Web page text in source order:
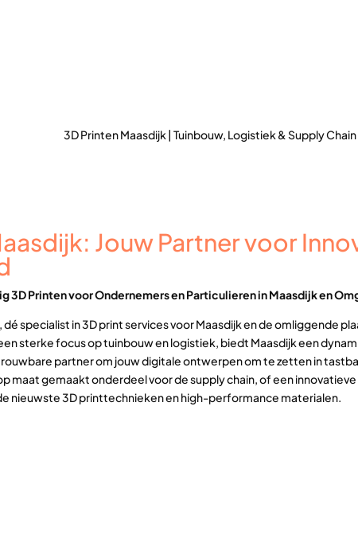
3D Printen Maasdijk | Tuinbouw, Logistiek & Supply
Jouw Partner voor
3D Printen voor Ondernemers en Particulieren in Maasdijk en
specialist in 3D print services voor Maasdijk en de omliggende
sterke focus op tuinbouw en logistiek, biedt Maasdijk een
partner om jouw digitale ontwerpen om te zetten in
maat gemaakt onderdeel voor de supply chain, of een
nieuwste 3D printtechnieken en high-performance materialen.